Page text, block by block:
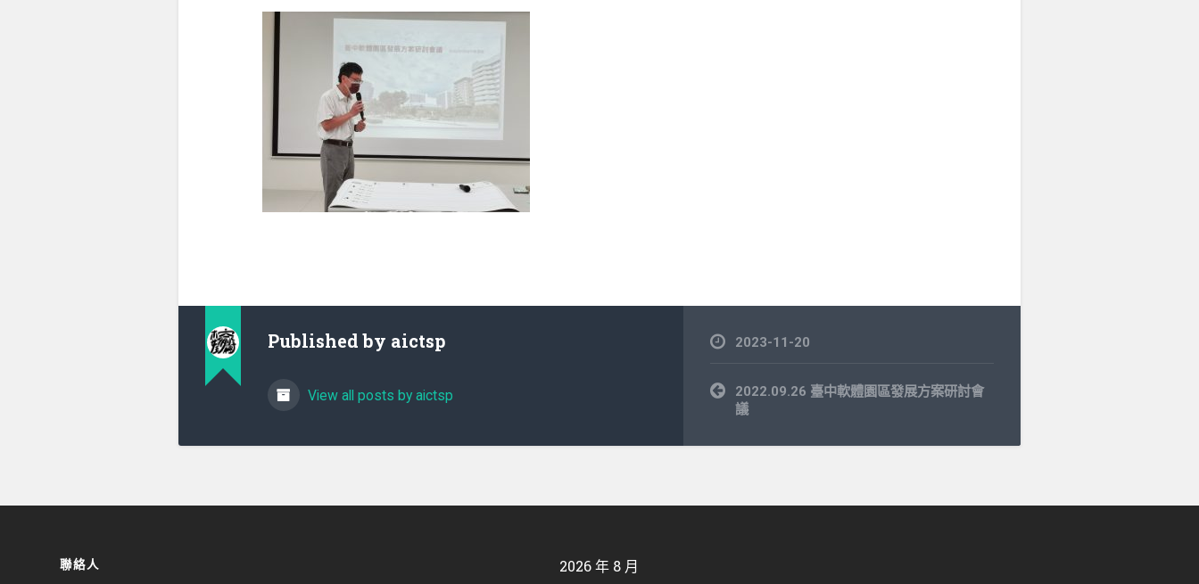
Published by aictsp
View all posts by aictsp
2023-11-20
文
章
2022.09.26 臺中軟體園區發展方案研討會
議
聯絡人 2026 年 8 月